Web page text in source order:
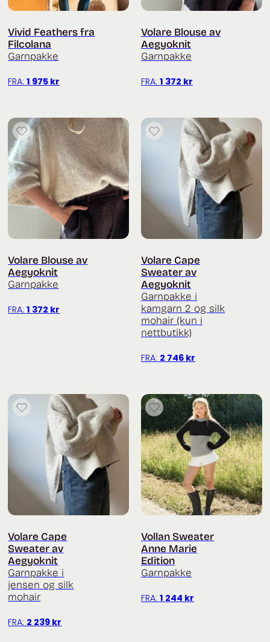
Vivid Feathers fra
Filcolana
Garnpakke
FRA:1 975 kr
Volare Blouse av
Aegyoknit
Garnpakke
FRA: 1 372 kr
Volare Blouse av
Aegyoknit
Garnpakke
FRA:1 372 kr
Volare Cape
Sweater av
Aegyoknit
Garnpakke i
kamgarn 2 og silk
mohair (kun i
nettbutikk)
FRA: 2 746 kr
Volare Cape
Sweater av
Aegyoknit
Garnpakke i
jensen og silk
mohair
FRA: 2 239 kr
Vollan Sweater
Anne Marie
Edition
Garnpakke
FRA: 1 244 kr